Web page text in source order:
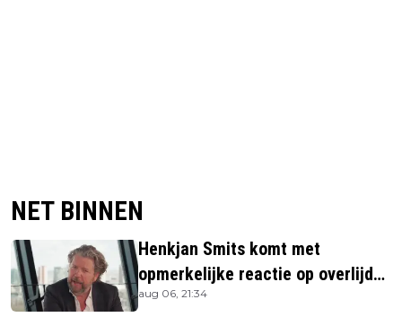
NET BINNEN
Henkjan Smits komt met
opmerkelijke reactie op overlijden
Jerney Kaagman
aug 06, 21:34